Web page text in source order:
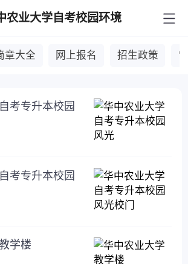
农业大学自考校园环境
章大全 网上报名 招生政策
考专升本校园
考专升本校园
学楼